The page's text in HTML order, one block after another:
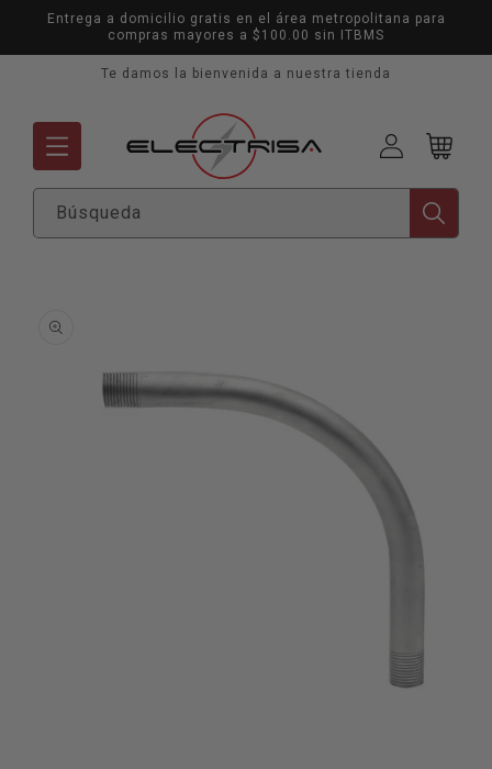
directamente
al contenido
Entrega a domicilio gratis en el área metropolitana para
compras mayores a $100.00 sin ITBMS
Te damos la bienvenida a nuestra tienda
Búsqueda
cuenta
Carrito
información